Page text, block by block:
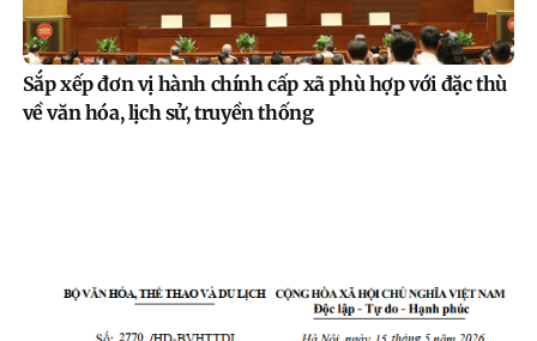
Sắp xếp đơn vị hành chính cấp xã phù hợp với đặc thù
về văn hóa, lịch sử, truyền thống